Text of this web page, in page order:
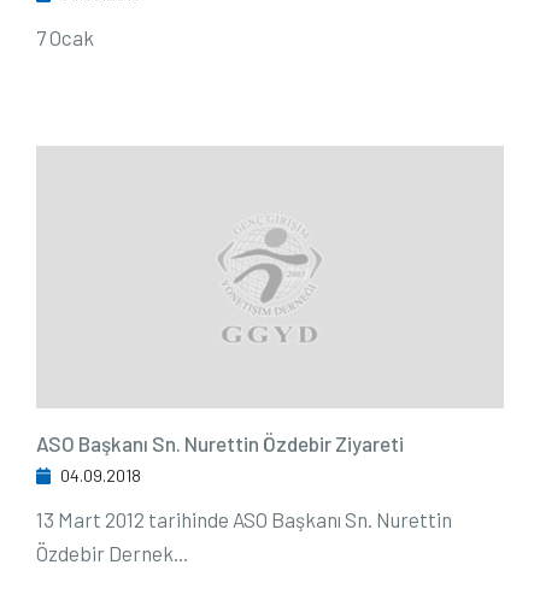
7 Ocak
ASO Başkanı Sn. Nurettin Özdebir Ziyareti
04.09.2018
13 Mart 2012 tarihinde ASO Başkanı Sn. Nurettin
Özdebir Dernek...